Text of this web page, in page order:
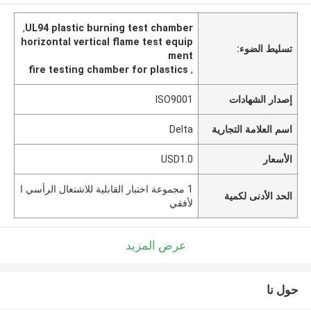
تسليط الضوء:
UL94 plastic burning test chamber
,
horizontal vertical flame test equip
ment
,
fire testing chamber for plastics
إصدار الشهادات ISO9001
اسم العلامة التجارية Delta
الأسعار USD1.0
الحد الأدنى لكمية
1 مجموعة اختبار القابلية للاشتعال الرأسي ا
لأفقي
عرض المزيد
حول نا